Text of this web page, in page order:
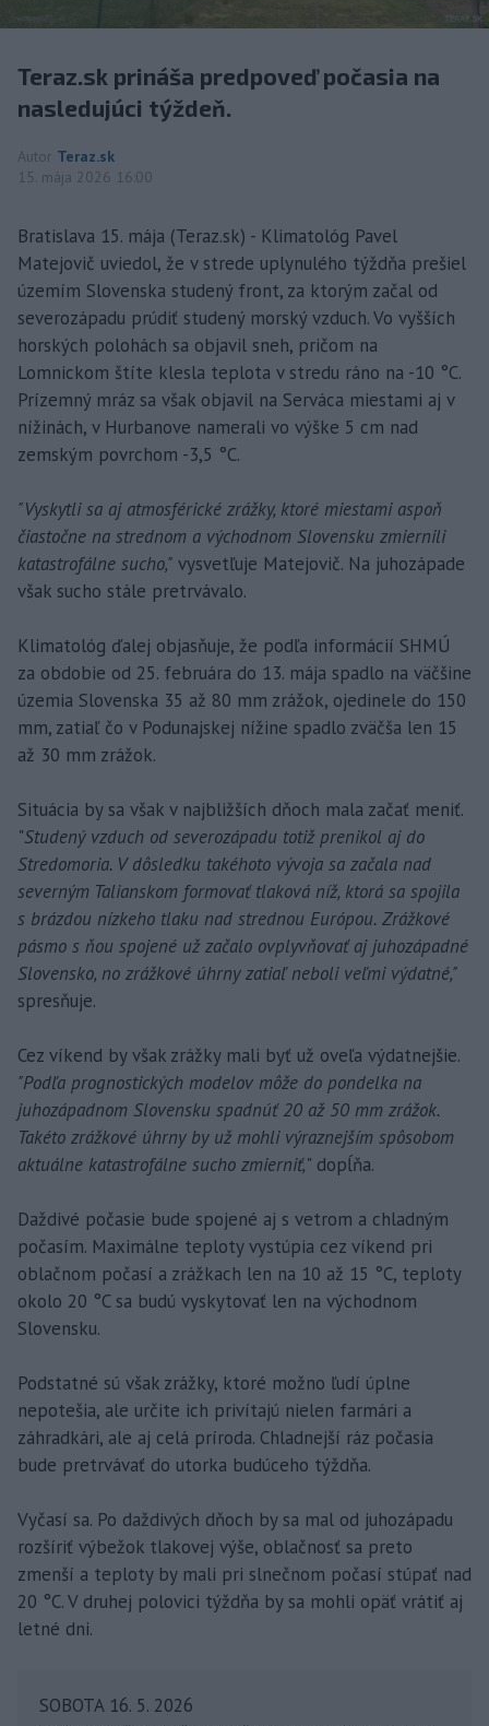
Teraz.sk prináša predpoveď počasia na
nasledujúci týždeň.
Autor Teraz.sk
15. mája 2026 16:00
Bratislava 15. mája (Teraz.sk) - Klimatológ Pavel
Matejovič uviedol, že v strede uplynulého týždňa prešiel
územím Slovenska studený front, za ktorým začal od
severozápadu prúdiť studený morský vzduch. Vo vyšších
horských polohách sa objavil sneh, pričom na
Lomnickom štíte klesla teplota v stredu ráno na -10 °C.
Prízemný mráz sa však objavil na Serváca miestami aj v
nížinách, v Hurbanove namerali vo výške 5 cm nad
zemským povrchom -3,5 °C.
"Vyskytli sa aj atmosférické zrážky, ktoré miestami aspoň
čiastočne na strednom a východnom Slovensku zmiernili
katastrofálne sucho," vysvetľuje Matejovič. Na juhozápade
však sucho stále pretrvávalo.
Klimatológ ďalej objasňuje, že podľa informácií SHMÚ
za obdobie od 25. februára do 13. mája spadlo na väčšine
územia Slovenska 35 až 80 mm zrážok, ojedinele do 150
mm, zatiaľ čo v Podunajskej nížine spadlo zväčša len 15
až 30 mm zrážok.
Situácia by sa však v najbližších dňoch mala začať meniť.
"Studený vzduch od severozápadu totiž prenikol aj do
Stredomoria. V dôsledku takéhoto vývoja sa začala nad
severným Talianskom formovať tlaková níž, ktorá sa spojila
s brázdou nízkeho tlaku nad strednou Európou. Zrážkové
pásmo s ňou spojené už začalo ovplyvňovať aj juhozápadné
Slovensko, no zrážkové úhrny zatiaľ neboli veľmi výdatné,"
spresňuje.
Cez víkend by však zrážky mali byť už oveľa výdatnejšie.
"Podľa prognostických modelov môže do pondelka na
juhozápadnom Slovensku spadnúť 20 až 50 mm zrážok.
Takéto zrážkové úhrny by už mohli výraznejším spôsobom
aktuálne katastrofálne sucho zmierniť," dopĺňa.
Daždivé počasie bude spojené aj s vetrom a chladným
počasím. Maximálne teploty vystúpia cez víkend pri
oblačnom počasí a zrážkach len na 10 až 15 °C, teploty
okolo 20 °C sa budú vyskytovať len na východnom
Slovensku.
Podstatné sú však zrážky, ktoré možno ľudí úplne
nepotešia, ale určite ich privítajú nielen farmári a
záhradkári, ale aj celá príroda. Chladnejší ráz počasia
bude pretrvávať do utorka budúceho týždňa.
Vyčasí sa. Po daždivých dňoch by sa mal od juhozápadu
rozšíriť výbežok tlakovej výše, oblačnosť sa preto
zmenší a teploty by mali pri slnečnom počasí stúpať nad
20 °C. V druhej polovici týždňa by sa mohli opäť vrátiť aj
letné dni.
SOBOTA 16. 5. 2026